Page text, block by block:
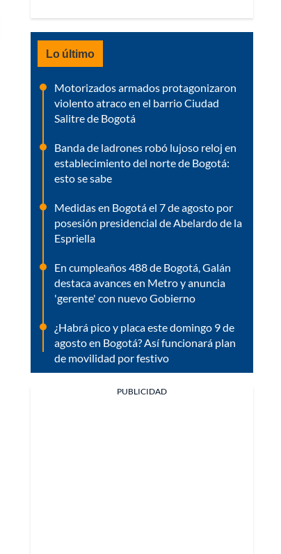
Lo último
Motorizados armados protagonizaron
violento atraco en el barrio Ciudad
Salitre de Bogotá
Banda de ladrones robó lujoso reloj en
establecimiento del norte de Bogotá:
esto se sabe
Medidas en Bogotá el 7 de agosto por
posesión presidencial de Abelardo de la
Espriella
En cumpleaños 488 de Bogotá, Galán
destaca avances en Metro y anuncia
'gerente' con nuevo Gobierno
¿Habrá pico y placa este domingo 9 de
agosto en Bogotá? Así funcionará plan
de movilidad por festivo
PUBLICIDAD